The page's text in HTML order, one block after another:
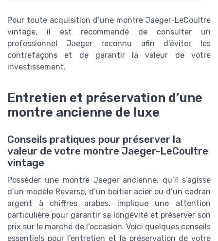
Pour toute acquisition d’une montre Jaeger-LeCoultre
vintage, il est recommandé de consulter un
professionnel Jaeger reconnu afin d’éviter les
contrefaçons et de garantir la valeur de votre
investissement.
Entretien et préservation d’une
montre ancienne de luxe
Conseils pratiques pour préserver la
valeur de votre montre Jaeger-LeCoultre
vintage
Posséder une montre Jaeger ancienne, qu’il s’agisse
d’un modèle Reverso, d’un boitier acier ou d’un cadran
argent à chiffres arabes, implique une attention
particulière pour garantir sa longévité et préserver son
prix sur le marché de l’occasion. Voici quelques conseils
essentiels pour l’entretien et la préservation de votre